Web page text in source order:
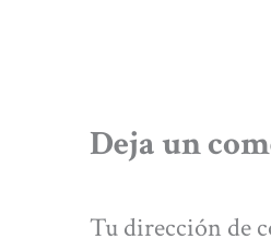
Deja un
Tu dirección de